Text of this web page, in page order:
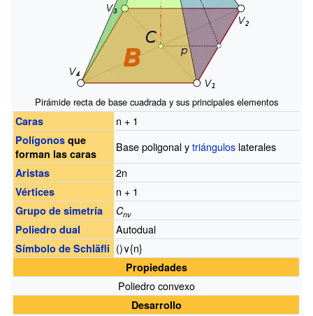
Pirámide recta de base cuadrada y sus principales elementos
Caras n + 1
Polígonos que
forman las caras
Base poligonal ytriángulos laterales
Aristas 2n
Vértices n + 1
Grupo de simetría Cnv
Poliedro dual Autodual
Símbolo de Schläfli ()∨{n}
Propiedades
Poliedro convexo
Desarrollo